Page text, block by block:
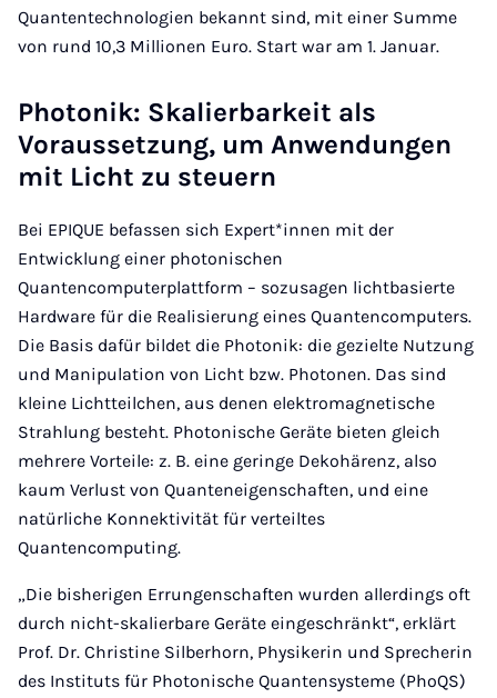
Quantentechnologien bekannt sind, mit einer Summe
von rund 10,3 Millionen Euro. Start war am 1. Januar.
Photonik: Skalierbarkeit als
Voraussetzung, um Anwendungen
mit Licht zu steuern
Bei EPIQUE befassen sich Expert*innen mit der
Entwicklung einer photonischen
Quantencomputerplattform – sozusagen lichtbasierte
Hardware für die Realisierung eines Quantencomputers.
Die Basis dafür bildet die Photonik: die gezielte Nutzung
und Manipulation von Licht bzw. Photonen. Das sind
kleine Lichtteilchen, aus denen elektromagnetische
Strahlung besteht. Photonische Geräte bieten gleich
mehrere Vorteile: z. B. eine geringe Dekohärenz, also
kaum Verlust von Quanteneigenschaften, und eine
natürliche Konnektivität für verteiltes
Quantencomputing.
„Die bisherigen Errungenschaften wurden allerdings oft
durch nicht-skalierbare Geräte eingeschränkt“, erklärt
Prof. Dr. Christine Silberhorn, Physikerin und Sprecherin
des Instituts für Photonische Quantensysteme (PhoQS)